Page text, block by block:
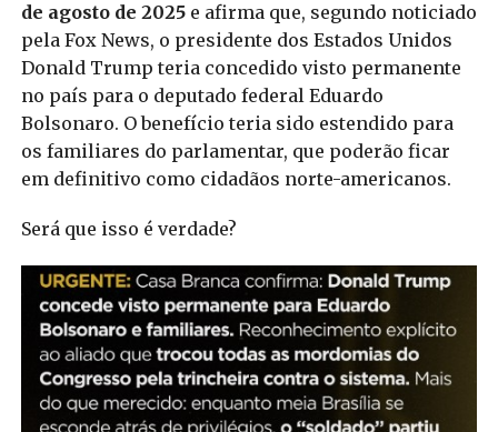
de agosto de 2025e afirma que, segundo noticiado
pela Fox News, o presidente dos Estados Unidos
Donald Trump teria concedido visto permanente
no país para o deputado federal Eduardo
Bolsonaro. O benefício teria sido estendido para
os familiares do parlamentar, que poderão ficar
em definitivo como cidadãos norte-americanos.
Será que isso é verdade?